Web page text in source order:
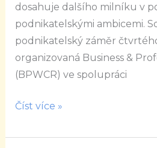
dosahuje dalšího milníku v
podnikatelskými ambicemi.
podnikatelský záměr
organizovaná Business &
(BPWCR) ve spolupráci
Číst více »